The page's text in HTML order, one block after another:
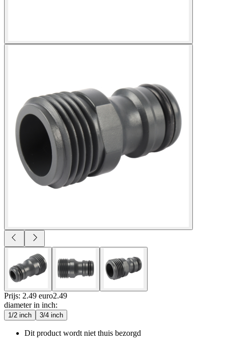
Prijs: 2.49 euro2.49
diameter in inch:
1/2 inch 3/4 inch
Dit product wordt niet thuis bezorgd